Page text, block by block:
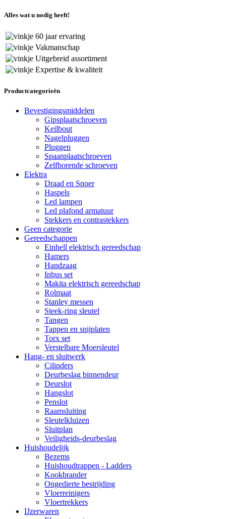
Alles wat u nodig heeft!
60 jaar ervaring
Vakmanschap
Uitgebreid assortiment
Expertise & kwaliteit
Productcategorieën
Bevestigingsmiddelen
Gipsplaatschroeven
Keilbout
Nagelpluggen
Pluggen
Spaanplaatschroeven
Zelfborende schroeven
Elektra
Draad en Snoer
Haspels
Led lampen
Led plafond armatuur
Stekkers en contrastekkers
Geen categorie
Gereedschappen
Einhell elektrisch gereedschap
Hamers
Handzaag
Inbus set
Makita elektrisch gereedschap
Rolmaat
Stanley messen
Steek-ring sleutel
Tangen
Tappen en snijplaten
Torx set
Verstelbare Moersleutel
Hang- en sluitwerk
Cilinders
Deurbeslag binnendeur
Deurslot
Hangslot
Penslot
Raamsluiting
Sleutelkluizen
Sluitplan
Veiligheids-deurbeslag
Huishoudelijk
Bezems
Huishoudtrappen - Ladders
Kookbrander
Ongedierte bestrijding
Vloerreinigers
Vloertrekkers
IJzerwaren